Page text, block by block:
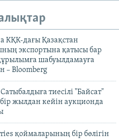
КҚК-дағы Қазақстан
экспортына қатысы бар
шабуылдамауға
– Bloomberg
тиесілі "Байсат"
жылдан кейін аукционда
қоймаларының бір бөлігін